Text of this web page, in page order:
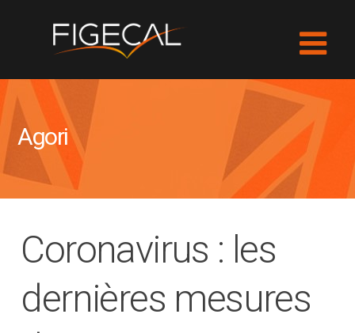
Agori
Coronavirus : les
dernières mesures